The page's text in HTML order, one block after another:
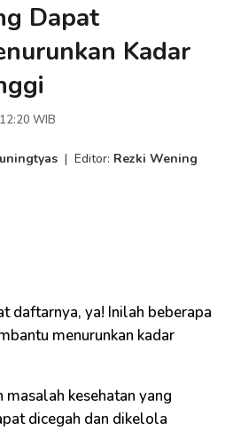
Dapat
Kadar
WIB
| Editor: Rezki Wening
daftarnya, ya! Inilah beberapa
menurunkan kadar
kesehatan yang
dicegah dan dikelola